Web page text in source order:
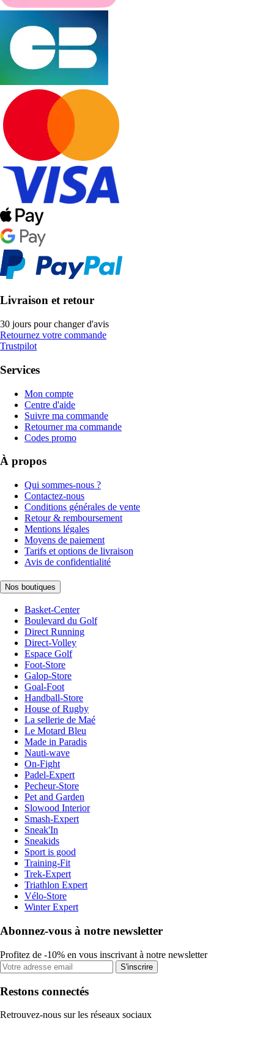
Livraison et retour
30 jours pour changer d'avis
Retournez votre commande
Trustpilot
Services
Mon compte
Centre d'aide
Suivre ma commande
Retourner ma commande
Codes promo
À propos
Qui sommes-nous ?
Contactez-nous
Conditions générales de vente
Retour & remboursement
Mentions légales
Moyens de paiement
Tarifs et options de livraison
Avis de confidentialité
Nos boutiques
Basket-Center
Boulevard du Golf
Direct Running
Direct-Volley
Espace Golf
Foot-Store
Galop-Store
Goal-Foot
Handball-Store
House of Rugby
La sellerie de Maé
Le Motard Bleu
Made in Paradis
Nauti-wave
On-Fight
Padel-Expert
Pecheur-Store
Pet and Garden
Slowood Interior
Smash-Expert
Sneak'In
Sneakids
Sport is good
Training-Fit
Trek-Expert
Triathlon Expert
Vélo-Store
Winter Expert
Abonnez-vous à notre newsletter
Profitez de -10% en vous inscrivant à notre newsletter
S'inscrire
Restons connectés
Retrouvez-nous sur les réseaux sociaux